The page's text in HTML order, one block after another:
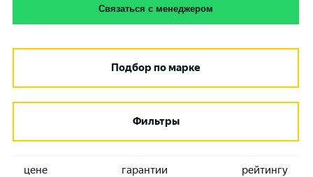
Связаться с менеджером
Подбор по марке
Фильтры
цене гарантии рейтингу